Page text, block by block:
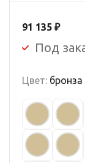
Цвет: бронза
91 135 ₽
Под